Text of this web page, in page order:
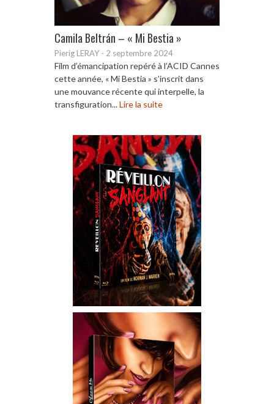
Camila Beltrán – « Mi Bestia »
Pierig LERAY - 2 septembre 2024
Film d’émancipation repéré à l’ACID Cannes
cette année, « Mi Bestia » s’inscrit dans
une mouvance récente qui interpelle, la
transfiguration...Lire la suite